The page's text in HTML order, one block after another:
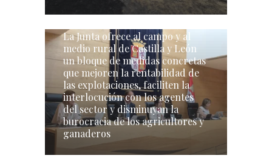
La Junta ofrece al campo y al
medio rural de Castilla y León
un bloque de medidas concretas
que mejoren la rentabilidad de
las explotaciones, faciliten la
interlocución con los agentes
del sector y disminuyan la
burocracia de los agricultores y
ganaderos